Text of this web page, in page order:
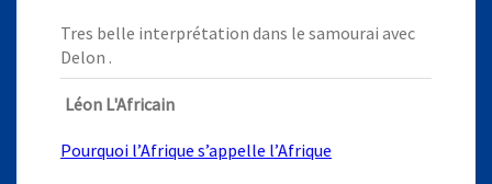
Tres belle interprétation dans le samourai avec
Delon .
Léon L'Africain
Pourquoi l’Afrique s’appelle l’Afrique